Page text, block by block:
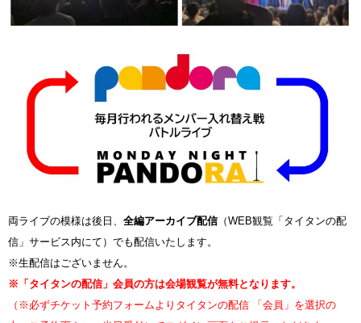
両ライブの模様は後日、 全編アーカイブ配信（WEB観覧「タイタンの配
信」サービス内にて）でも配信いたします。
※生配信はございません。
※「タイタンの配信」会員の方は会場観覧が無料となります。
（※必ずチケット予約フォームよりタイタンの配信 「会員」を選択の